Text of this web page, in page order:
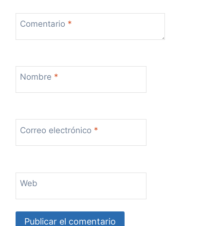
Comentario *
Nombre *
Correo electrónico *
Web